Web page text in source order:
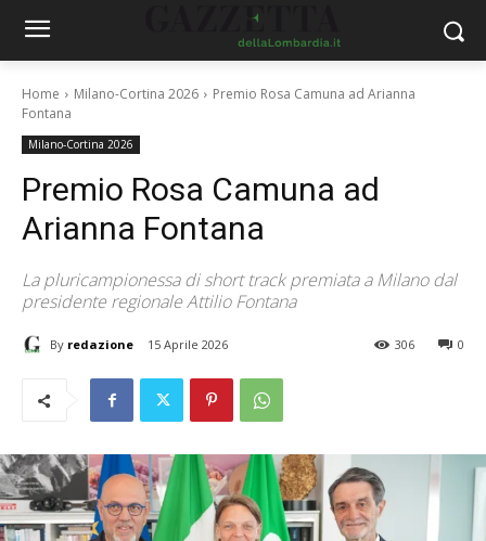
Home Milano-Cortina 2026
Premio Rosa Camuna ad Arianna
Fontana
Milano-Cortina 2026
Premio Rosa Camuna ad
Arianna Fontana
La pluricampionessa di short track premiata a Milano dal
presidente regionale Attilio Fontana
By redazione 15 Aprile 2026 0
306